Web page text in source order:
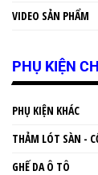
VIDEO SẢN PHẨM
PHỤ KIỆN
PHỤ KIỆN KHÁC
THẢM LÓT SÀN -
GHẾ DA Ô TÔ